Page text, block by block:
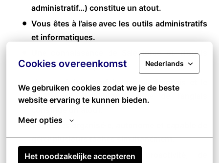
Cookies overeenkomst Nederlands
We gebruiken cookies zodat we je de beste
website ervaring te kunnen bieden.
Meer opties
Het noodzakelijke accepteren
administratif…) constitue un atout.
Vous êtes à l’aise avec les outils administratifs
et informatiques.
Une connaissance de Salesforce ou d’outils
similaires est un plus.
Vous maîtrisez parfaitement le français et le
néerlandais. La connaissance de l’anglais
Vous êtes organisé·e, autonome et capable de
gérer plusieurs tâches simultanément.
Vous faites preuve de proactivité, de